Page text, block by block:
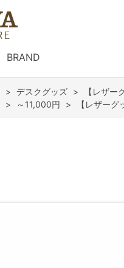
BRAND
> デスクグッズ >
【レザ
> ～11,000円 > 【レザー